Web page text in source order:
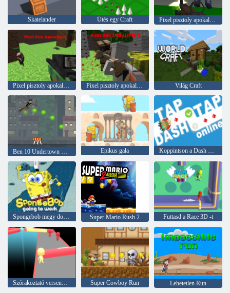
Skatelander Ütés egy Craft Pixel pisztoly apokalipszis 6
Pixel pisztoly apokalipszis Pixel pisztoly apokalipszis 2 Világ Craft
Epikus gala Koppintson a Dash Online elemre
Spongebob megy dolgozni Super Mario Rush 2 Futtasd a Race 3D -t
Szórakoztató verseny 3d Super Cowboy Run
Lehetetlen Run